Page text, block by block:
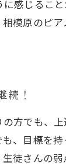
感じるこ
相模原のピ
続！
の方でも、
、目標を
徒さんの